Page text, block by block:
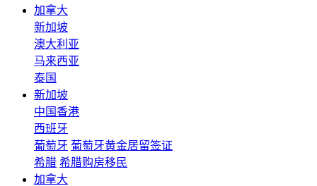
加拿大
新加坡
澳大利亚
马来西亚
泰国
新加坡
中国香港
西班牙
葡萄牙 葡萄牙黄金居留签证
希腊 希腊购房移民
加拿大